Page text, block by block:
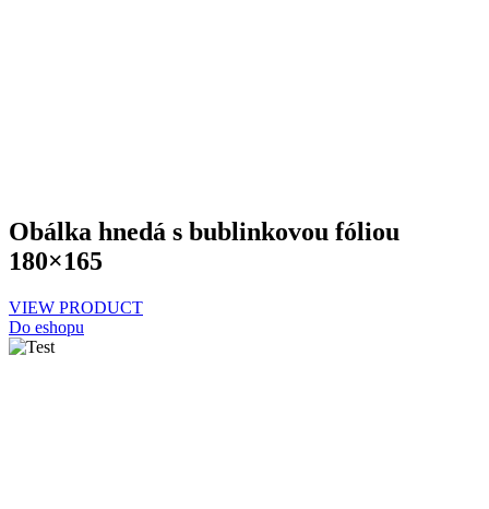
Obálka hnedá s bublinkovou fóliou
180×165
VIEW PRODUCT
Do eshopu